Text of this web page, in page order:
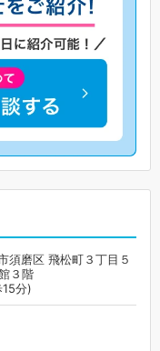
須磨区 飛松町３丁目５
３階
分)